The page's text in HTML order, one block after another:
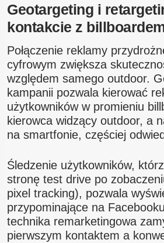
Geotargeting i
kontakcie z
Połączenie reklamy
cyfrowym zwiększa
względem samego outdoor.
kampanii pozwala kierować
użytkowników w promieniu
kierowca widzący outdoor, a
na smartfonie, częściej
Śledzenie użytkowników,
stronę test drive po
pixel tracking), pozwala
przypominające na
technika remarketingowa
pierwszym kontaktem a